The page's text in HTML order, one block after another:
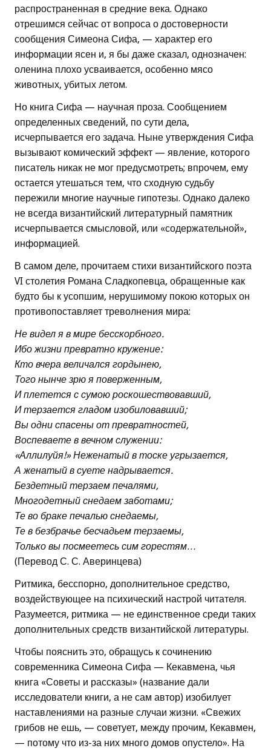
распространенная в средние века. Однако
отрешимся сейчас от вопроса о достоверности
сообщения Симеона Сифа, — характер его
информации ясен и, я бы даже сказал, однозначен:
оленина плохо усваивается, особенно мясо
животных, убитых летом.
Но книга Сифа — научная проза. Сообщением
определенных сведений, по сути дела,
исчерпывается его задача. Ныне утверждения Сифа
вызывают комический эффект — явление, которого
писатель никак не мог предусмотреть; впрочем, ему
остается утешаться тем, что сходную судьбу
пережили многие научные гипотезы. Однако далеко
не всегда византийский литературный памятник
исчерпывается смысловой, или «содержательной»,
информацией.
В самом деле, прочитаем стихи византийского поэта
VI столетия Романа Сладкопевца, обращенные как
будто бы к усопшим, нерушимому покою которых он
противопоставляет треволнения мира:
Не видел я в мире бесскорбного.
Ибо жизни превратно кружение:
Кто вчера величался гордынею,
Того нынче зрю я поверженным,
И плетется с сумою роскошествовавший,
И терзается гладом изобиловавший;
Вы одни спасены от превратностей,
Воспеваете в вечном служении:
«Аллилуйя!» Неженатый в тоске угрызается,
А женатый в суете надрывается.
Бездетный терзаем печалями,
Многодетный снедаем заботами;
Те во браке печалью снедаемы,
Те в безбрачье бесчадьем терзаемы,
Только вы посмеетесь сим горестям…
(Перевод С. С. Аверинцева)
Ритмика, бесспорно, дополнительное средство,
воздействующее на психический настрой читателя.
Разумеется, ритмика — не единственное среди таких
дополнительных средств византийской литературы.
Чтобы пояснить это, обращусь к сочинению
современника Симеона Сифа — Кекавмена, чья
книга «Советы и рассказы» (название дали
исследователи книги, а не сам автор) изобилует
наставлениями на разные случаи жизни. «Свежих
грибов не ешь, — советует, между прочим, Кекавмен,
— потому что из-за них много домов опустело». На